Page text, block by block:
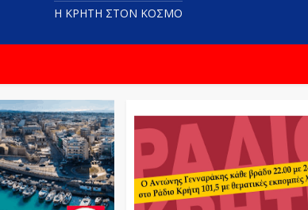
Η ΚΡΗΤΗ ΣΤΟN KOΣΜΟ